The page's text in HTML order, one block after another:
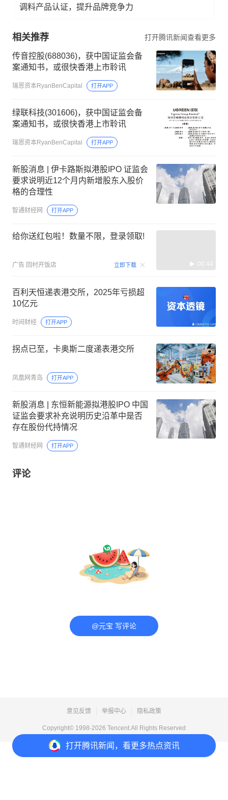
打开腾讯新闻，看更多热点资讯
调料产品认证，提升品牌竞争力
相关推荐 打开腾讯新闻查看更多
传音控股(688036)，获中国证监会备
案通知书，或很快香港上市聆讯
瑞恩资本RyanBenCapital 打开APP
绿联科技(301606)，获中国证监会备
案通知书，或很快香港上市聆讯
瑞恩资本RyanBenCapital 打开APP
新股消息 | 伊卡路斯拟港股IPO 证监会
要求说明近12个月内新增股东入股价
格的合理性
智通财经网 打开APP
给你送红包啦！数量不限，登录领取!
广告 回村开饭店 立即下载 00:44
百利天恒递表港交所，2025年亏损超
10亿元
时间财经 打开APP
拐点已至，卡奥斯二度递表港交所
凤凰网青岛 打开APP
新股消息 | 东恒新能源拟港股IPO 中国
证监会要求补充说明历史沿革中是否
存在股份代持情况
智通财经网 打开APP
评论
@元宝 写评论
意见反馈 举报中心 隐私政策
Copyright© 1998-2026 Tencent.All Rights Reserved